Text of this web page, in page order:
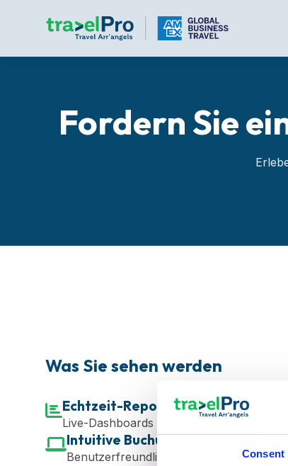
Consent
Fordern Sie
Was Sie sehen werden
Echtzeit-Reporting
Live-Dashboards zeigen Ihre
Intuitive Buchung
Benutzerfreundliche Oberfläche, die die